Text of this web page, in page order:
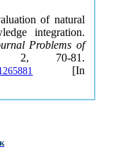
of natural
integration.
Problems of
2, 70-81.
[In